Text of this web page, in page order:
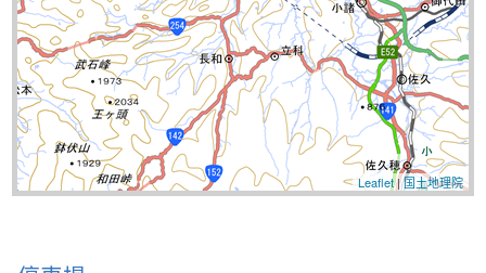
Leaflet|国土地理院